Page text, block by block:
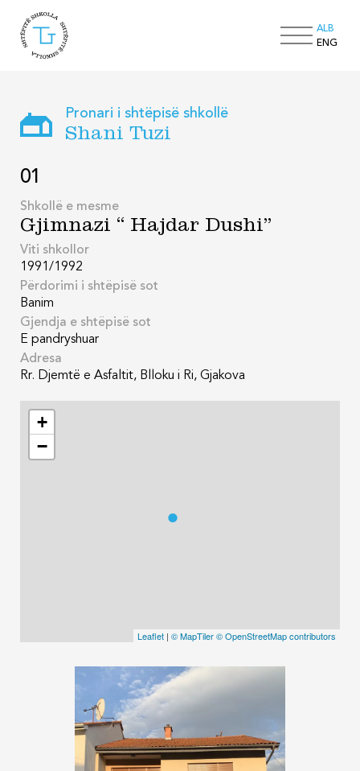
ALB
ENG
Pronari i shtëpisë shkollë
Shani Tuzi
01
Shkollë e mesme
Gjimnazi “ Hajdar Dushi”
Viti shkollor
1991/1992
Përdorimi i shtëpisë sot
Banim
Gjendja e shtëpisë sot
E pandryshuar
Adresa
Rr. Djemtë e Asfaltit, Blloku i Ri, Gjakova
+
−
Leaflet | © MapTiler© OpenStreetMap contributors